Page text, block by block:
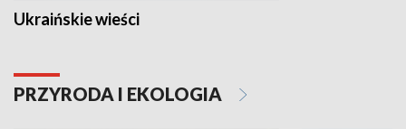
Ukraińskie wieści
PRZYRODA I EKOLOGIA